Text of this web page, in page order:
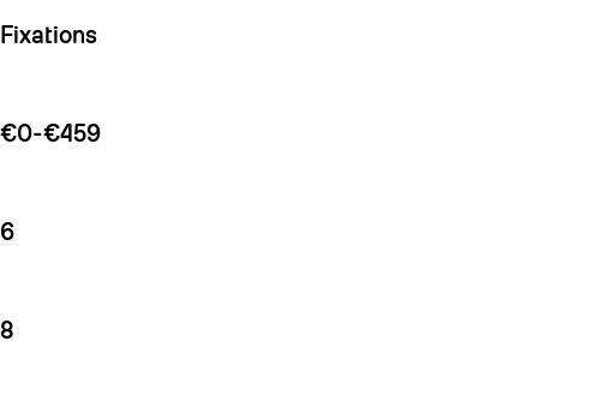
Fixations
€0-€459
6
8